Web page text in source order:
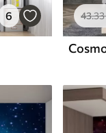
6 43.33